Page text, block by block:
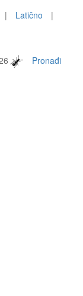
| Latično
|
Pronađi